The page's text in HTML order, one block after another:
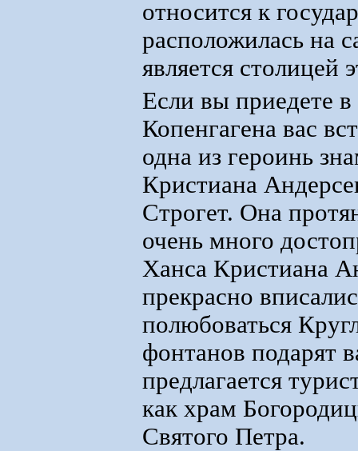
относится к
расположилась на
является столицей
Если вы приедете
Копенгагена вас
одна из героинь
Кристиана
Строгет. Она
очень много
Ханса Кристиана
прекрасно
полюбоваться
фонтанов подарят
предлагается
как храм
Святого Петра.